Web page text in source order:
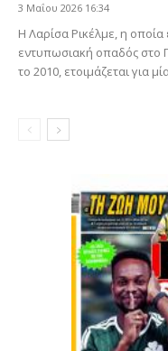
3 Μαΐου 2026 16:34
Η Λαρίσα Ρικέλμε, η
εντυπωσιακή οπαδός στο
το 2010, ετοιμάζεται για